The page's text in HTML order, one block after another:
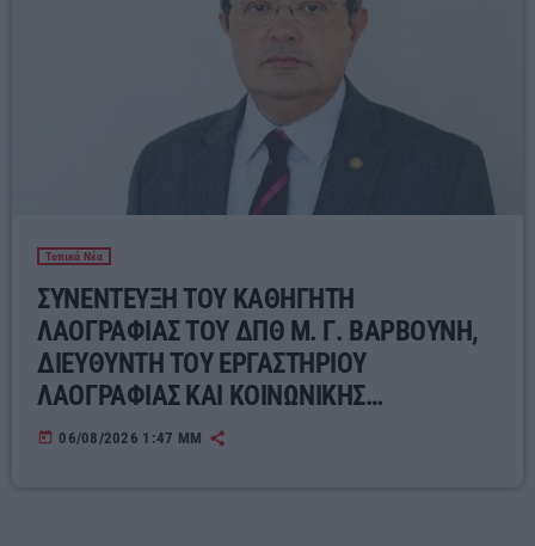
Τοπικά Νέα
ΣΥΝΕΝΤΕΥΞΗ ΤΟΥ ΚΑΘΗΓΗΤΗ
ΛΑΟΓΡΑΦΙΑΣ ΤΟΥ ΔΠΘ Μ. Γ. ΒΑΡΒΟΥΝΗ,
ΔΙΕΥΘΥΝΤΗ ΤΟΥ ΕΡΓΑΣΤΗΡΙΟΥ
ΛΑΟΓΡΑΦΙΑΣ ΚΑΙ ΚΟΙΝΩΝΙΚΗΣ
ΑΝΘΡΩΠΟΛΟΓΙΑΣ ΓΙΑ ΤΟΝ ΣΥΓΧΡΟΝΟ
today 06/08/2026 1:47 ΜΜ